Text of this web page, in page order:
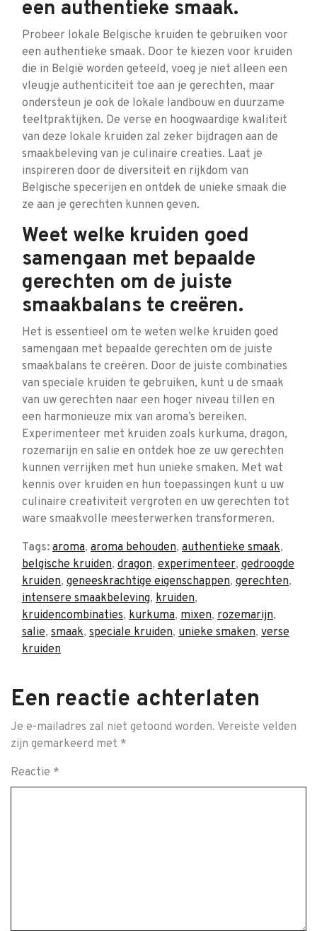
een authentieke smaak.
Probeer lokale Belgische kruiden te gebruiken voor
een authentieke smaak. Door te kiezen voor kruiden
die in België worden geteeld, voeg je niet alleen een
vleugje authenticiteit toe aan je gerechten, maar
ondersteun je ook de lokale landbouw en duurzame
teeltpraktijken. De verse en hoogwaardige kwaliteit
van deze lokale kruiden zal zeker bijdragen aan de
smaakbeleving van je culinaire creaties. Laat je
inspireren door de diversiteit en rijkdom van
Belgische specerijen en ontdek de unieke smaak die
ze aan je gerechten kunnen geven.
Weet welke kruiden goed
samengaan met bepaalde
gerechten om de juiste
smaakbalans te creëren.
Het is essentieel om te weten welke kruiden goed
samengaan met bepaalde gerechten om de juiste
smaakbalans te creëren. Door de juiste combinaties
van speciale kruiden te gebruiken, kunt u de smaak
van uw gerechten naar een hoger niveau tillen en
een harmonieuze mix van aroma’s bereiken.
Experimenteer met kruiden zoals kurkuma, dragon,
rozemarijn en salie en ontdek hoe ze uw gerechten
kunnen verrijken met hun unieke smaken. Met wat
kennis over kruiden en hun toepassingen kunt u uw
culinaire creativiteit vergroten en uw gerechten tot
ware smaakvolle meesterwerken transformeren.
Tags: aroma, aroma behouden, authentieke smaak,
belgische kruiden, dragon, experimenteer, gedroogde
kruiden, geneeskrachtige eigenschappen, gerechten,
intensere smaakbeleving, kruiden,
kruidencombinaties, kurkuma, mixen, rozemarijn,
salie, smaak, speciale kruiden, unieke smaken, verse
kruiden
Een reactie achterlaten
Je e-mailadres zal niet getoond worden. Vereiste velden
zijn gemarkeerd met *
Reactie *